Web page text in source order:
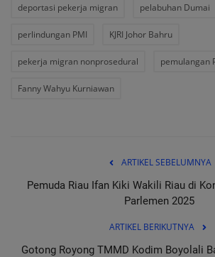
deportasi pekerja migran pelabuhan Dumai
perlindungan PMI KJRI Johor Bahru
pekerja migran nonprosedural pemulangan
Fanny Wahyu Kurniawan
ARTIKEL SEBELUMNYA
Pemuda Riau Ifan Kiki Wakili Riau di
Parlemen 2025
ARTIKEL BERIKUTNYA
Gotong Royong TMMD Kodim Boyolali